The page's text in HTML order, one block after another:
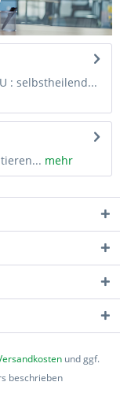
: selbstheilend...
mehr
und ggf.
beschrieben